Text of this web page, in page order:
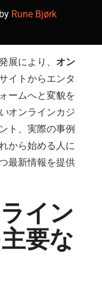
by Rune Bjørk
展により、 オン
イトからエンタ
ームへと変貌を
オンラインカジ
ト、実際の事例
から始める人に
最新情報を提供
イン
要な